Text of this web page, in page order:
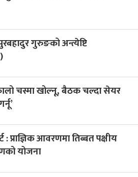
गुरुङको अन्त्येष्टि
चस्मा खोल्नू, बैठक चल्दा सेयर
: प्राज्ञिक आवरणमा तिब्बत पक्षीय
योजना